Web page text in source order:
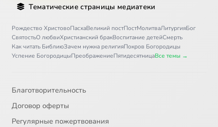
Тематические страницы медиатеки
Рождество ХристовоПасхаВеликий постПостМолитваЛитургияБог
СвятостьО любвиХристианский бракВоспитание детейСмерть
Как читать БиблиюЗачем нужна религияПокров Богородицы
Успение БогородицыПреображениеПятидесятницаВсе темы →
Благотворительность
Договор оферты
Регулярные пожертвования